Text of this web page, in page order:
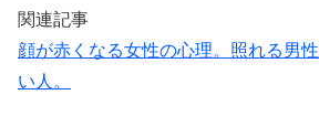
関連記事
顔が赤くなる女性の心理。照れる男
い人。